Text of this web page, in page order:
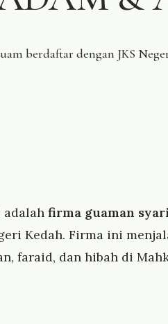
berdaftar dengan JKS
adalah firma guaman
Kedah. Firma ini
faraid, dan hibah di